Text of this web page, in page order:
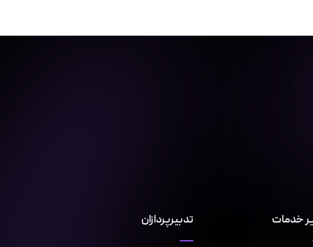
خدمات تدبیرپردازان